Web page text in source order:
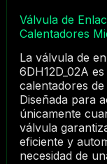
Válvula de
Calentadores
La válvula de
6DH12D_02A
calentadores
Diseñada para
únicamente
válvula
eficiente y
necesidad de